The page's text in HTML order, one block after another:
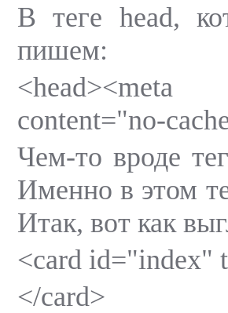
В теге head,
пишем:
content="no-
Чем-то вроде
Именно в этом
Итак, вот как
<card id="index"
</card>